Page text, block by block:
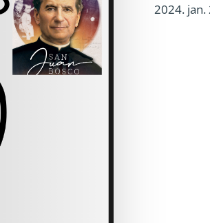
2024. jan.